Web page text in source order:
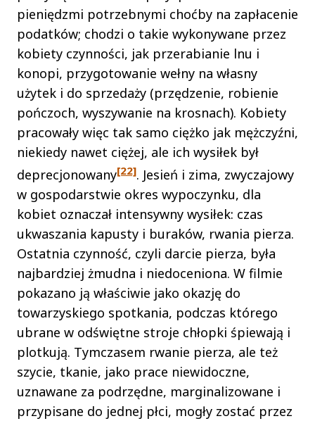
pieniędzmi potrzebnymi choćby na zapłacenie
podatków; chodzi o takie wykonywane przez
kobiety czynności, jak przerabianie lnu i
konopi, przygotowanie wełny na własny
użytek i do sprzedaży (przędzenie, robienie
pończoch, wyszywanie na krosnach). Kobiety
pracowały więc tak samo ciężko jak mężczyźni,
niekiedy nawet ciężej, ale ich wysiłek był
deprecjonowany[22]. Jesień i zima, zwyczajowy
w gospodarstwie okres wypoczynku, dla
kobiet oznaczał intensywny wysiłek: czas
ukwaszania kapusty i buraków, rwania pierza.
Ostatnia czynność, czyli darcie pierza, była
najbardziej żmudna i niedoceniona. W filmie
pokazano ją właściwie jako okazję do
towarzyskiego spotkania, podczas którego
ubrane w odświętne stroje chłopki śpiewają i
plotkują. Tymczasem rwanie pierza, ale też
szycie, tkanie, jako prace niewidoczne,
uznawane za podrzędne, marginalizowane i
przypisane do jednej płci, mogły zostać przez